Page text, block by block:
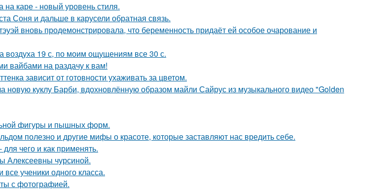
на каре - новый уровень стиля.
Соня и дальше в карусели обратная связь.
вновь продемонстрировала, что беременность придаёт ей особое очарование и
воздуха 19 с, по моим ощущениям все 30 с.
вайбами на раздачу к вам!
зависит от готовности ухаживать за цветом.
новую куклу Барби, вдохновлённую образом майли Сайрус из музыкального видео "Golden
фигуры и пышных форм.
полезно и другие мифы о красоте, которые заставляют нас вредить себе.
чего и как применять.
Алексеевны чурсиной.
все ученики одного класса.
с фотографией.